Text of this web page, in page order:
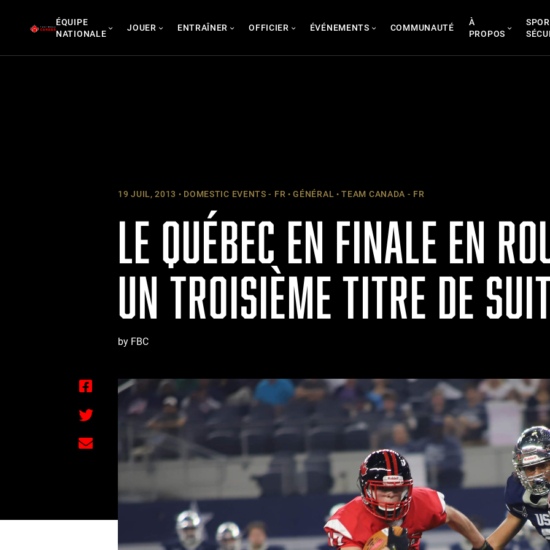
ÉQUIPE
NATIONALE
JOUER ENTRAÎNER OFFICIER ÉVÉNEMENTS COMMUNAUTÉ
À
PROPOS
19 JUIL, 2013 DOMESTIC EVENTS - FR GÉNÉRAL TEAM CANADA - FR
LE QUÉBEC EN FINALE EN
UN TROISIÈME TITRE DE
by FBC